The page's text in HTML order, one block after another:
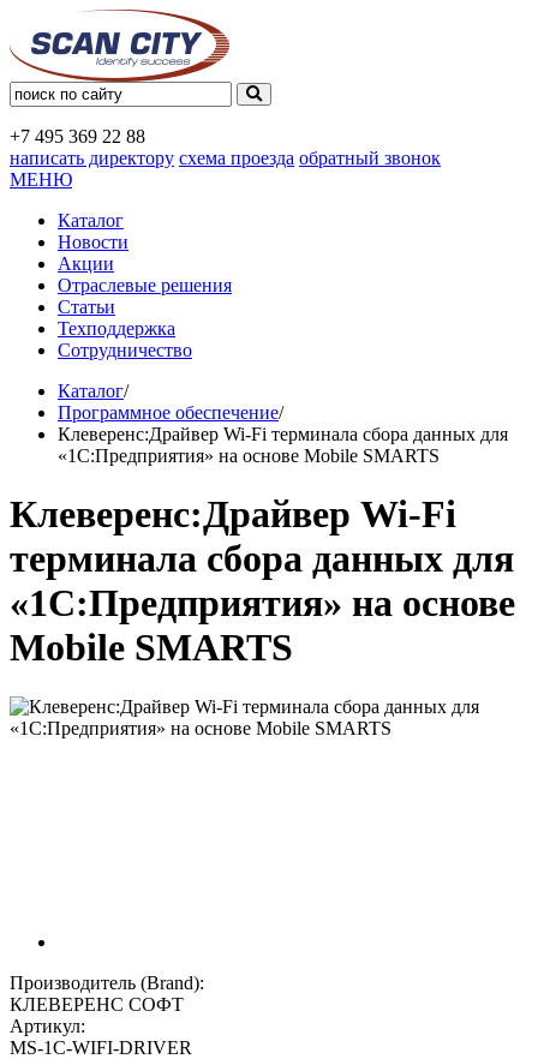
+7 495 369 22 88
написать директору схема проезда обратный звонок
МЕНЮ
Каталог
Новости
Акции
Отраслевые решения
Статьи
Техподдержка
Сотрудничество
Каталог/
Программное обеспечение/
Клеверенс:Драйвер Wi-Fi терминала сбора данных для
«1С:Предприятия» на основе Mobile SMARTS
Клеверенс:Драйвер Wi-Fi
терминала сбора данных для
«1С:Предприятия» на основе
Mobile SMARTS
Производитель (Brand):
КЛЕВЕРЕНС СОФТ
Артикул:
MS-1C-WIFI-DRIVER